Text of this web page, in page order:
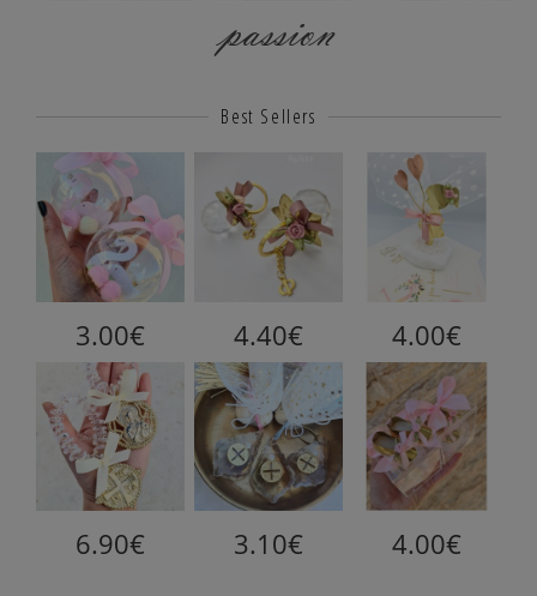
passion
Best Sellers
3.00€ 4.40€ 4.00€
6.90€ 3.10€ 4.00€